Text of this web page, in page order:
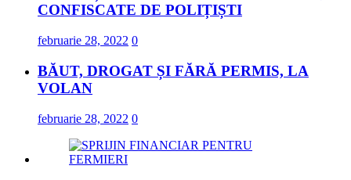
CONFISCATE DE POLIȚIȘTI
februarie 28, 2022 0
BĂUT, DROGAT ȘI FĂRĂ PERMIS, LA
VOLAN
februarie 28, 2022 0